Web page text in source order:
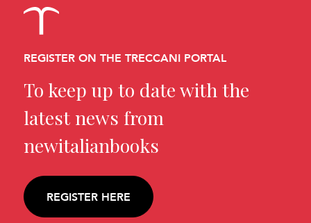
REGISTER ON THE TRECCANI PORTAL
To keep up to date with the
latest news from
newitalianbooks
REGISTER HERE